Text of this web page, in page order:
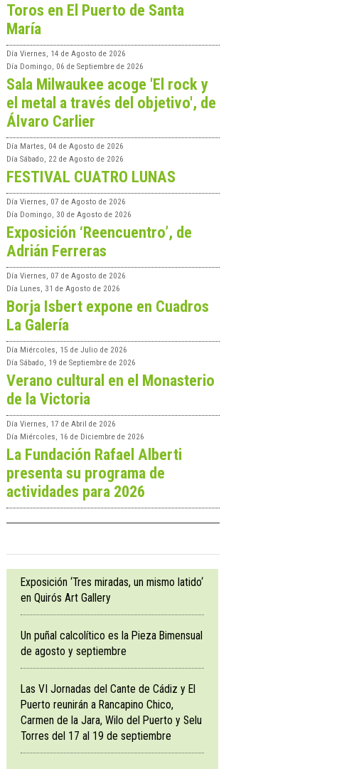
Toros en El Puerto de Santa
María
Día Viernes, 14 de Agosto de 2026
Día Domingo, 06 de Septiembre de 2026
Sala Milwaukee acoge 'El rock y
el metal a través del objetivo', de
Álvaro Carlier
Día Martes, 04 de Agosto de 2026
Día Sábado, 22 de Agosto de 2026
FESTIVAL CUATRO LUNAS
Día Viernes, 07 de Agosto de 2026
Día Domingo, 30 de Agosto de 2026
Exposición ‘Reencuentro’, de
Adrián Ferreras
Día Viernes, 07 de Agosto de 2026
Día Lunes, 31 de Agosto de 2026
Borja Isbert expone en Cuadros
La Galería
Día Miércoles, 15 de Julio de 2026
Día Sábado, 19 de Septiembre de 2026
Verano cultural en el Monasterio
de la Victoria
Día Viernes, 17 de Abril de 2026
Día Miércoles, 16 de Diciembre de 2026
La Fundación Rafael Alberti
presenta su programa de
actividades para 2026
Exposición ‘Tres miradas, un mismo latido‘
en Quirós Art Gallery
Un puñal calcolítico es la Pieza Bimensual
de agosto y septiembre
Las VI Jornadas del Cante de Cádiz y El
Puerto reunirán a Rancapino Chico,
Carmen de la Jara, Wilo del Puerto y Selu
Torres del 17 al 19 de septiembre